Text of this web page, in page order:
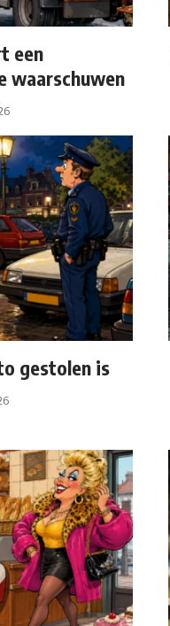
een
waarschuwen
gestolen is